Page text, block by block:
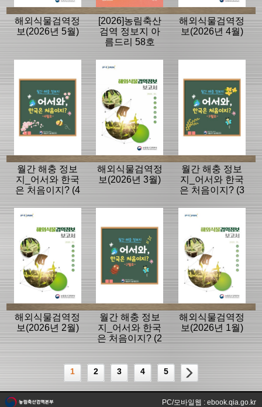
해외식물검역정
보(2026년 5월)
[2026]농림축산
검역 정보지 아
름드리 58호
해외식물검역정
보(2026년 4월)
월간 해충 정보
지_어서와 한국
은 처음이지? (4
해외식물검역정
보(2026년 3월)
월간 해충 정보
지_어서와 한국
은 처음이지? (3
해외식물검역정
보(2026년 2월)
월간 해충 정보
지_어서와 한국
은 처음이지? (2
해외식물검역정
보(2026년 1월)
1 2 3 4 5
PC/모바일웹 : ebook.qia.go.kr